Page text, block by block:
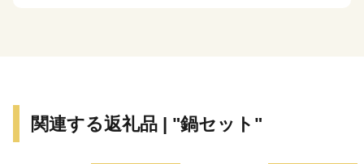
関連する返礼品 | "鍋セット"